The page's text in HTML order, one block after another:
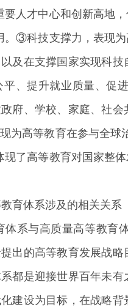
要人才中心和创新高地
。③科技支撑力，表现
及在支撑国家实现科
、提升就业质量、促
府、学校、家庭、社
为高等教育在参与全球
现了高等教育对国家整
育体系涉及的相关关系
体系与高质量高等教育
出的高等教育发展战
都是迎接世界百年未
建设为目标，在战略